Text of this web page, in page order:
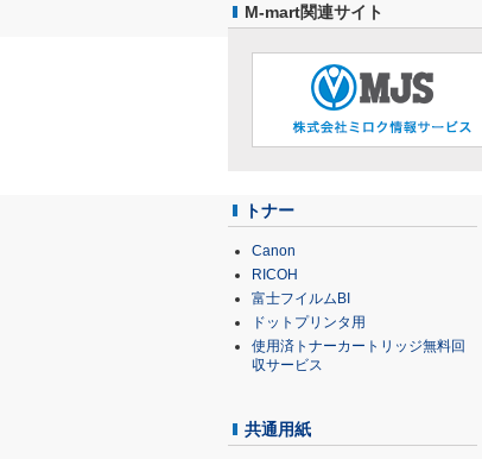
M-mart関連サイト
トナー
Canon
RICOH
富士フイルムBI
ドットプリンタ用
使用済トナーカートリッジ無料回
収サービス
共通用紙